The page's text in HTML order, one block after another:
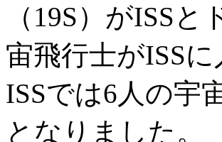
（19S）がISS
宙飛行士がISS
ISSでは6人の宇
となりました。